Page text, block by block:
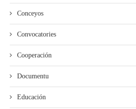
Conceyos
Convocatories
Cooperación
Documentu
Educación